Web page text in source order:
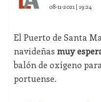
08-11-2021 | 19:24
El Puerto de Santa
navideñas muy
balón de oxígeno
portuense.